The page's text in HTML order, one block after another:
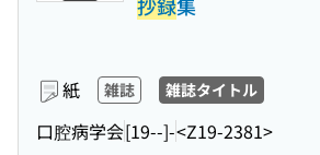
紙 雑誌 雑誌タイトル
口腔病学会[19--]-<Z19-2381>